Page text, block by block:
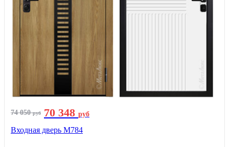
74 050руб 70 348 руб
Входная дверь М784